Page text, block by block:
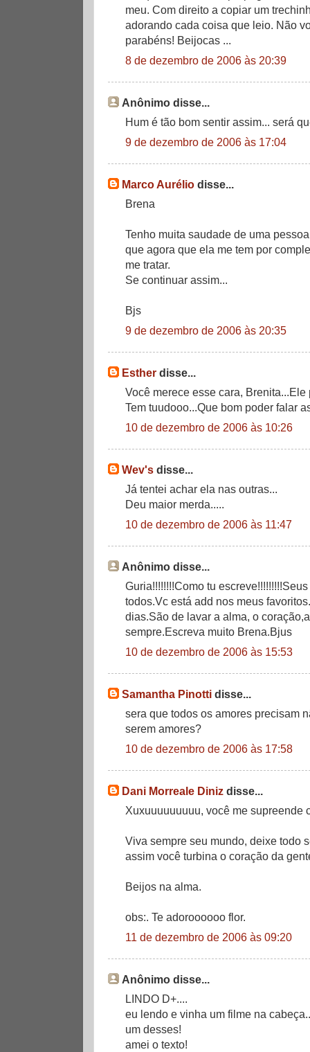
meu. Com direito a copiar um
adorando cada coisa que leio. Não
parabéns! Beijocas ...
8 de dezembro de 2006 às 20:39
Anônimo disse...
Hum é tão bom sentir assim... será
9 de dezembro de 2006 às 17:04
Marco Aurélio disse...
Brena
Tenho muita saudade de uma
que agora que ela me tem por
me tratar.
Se continuar assim...
Bjs
9 de dezembro de 2006 às 20:35
Esther disse...
Você merece esse cara,
Tem tuudooo...Que bom poder falar
10 de dezembro de 2006 às 10:26
Wev's disse...
Já tentei achar ela nas outras...
Deu maior merda.....
10 de dezembro de 2006 às 11:47
Anônimo disse...
Guria!!!!!!!!Como tu
todos.Vc está add nos meus
dias.São de lavar a alma, o
sempre.Escreva muito Brena.Bjus
10 de dezembro de 2006 às 15:53
Samantha Pinotti disse...
sera que todos os amores precisam
serem amores?
10 de dezembro de 2006 às 17:58
Dani Morreale Diniz disse...
Xuxuuuuuuuuu, você me supreende
Viva sempre seu mundo, deixe todo
assim você turbina o coração da
Beijos na alma.
obs:. Te adoroooooo flor.
11 de dezembro de 2006 às 09:20
Anônimo disse...
LINDO D+....
eu lendo e vinha um filme na
um desses!
amei o texto!